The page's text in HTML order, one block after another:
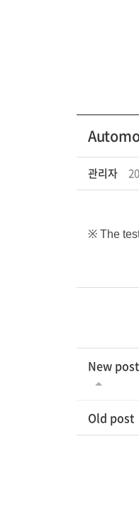
관리자
※ The
New post
Old post